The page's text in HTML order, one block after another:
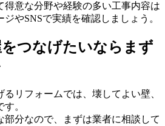
得意な分野や経験の多い工事内容は
やSNSで実績を確認しましょう。
つなげたいならまず
リフォームでは、壊してよい壁、
。
部分なので、まずは業者に相談して